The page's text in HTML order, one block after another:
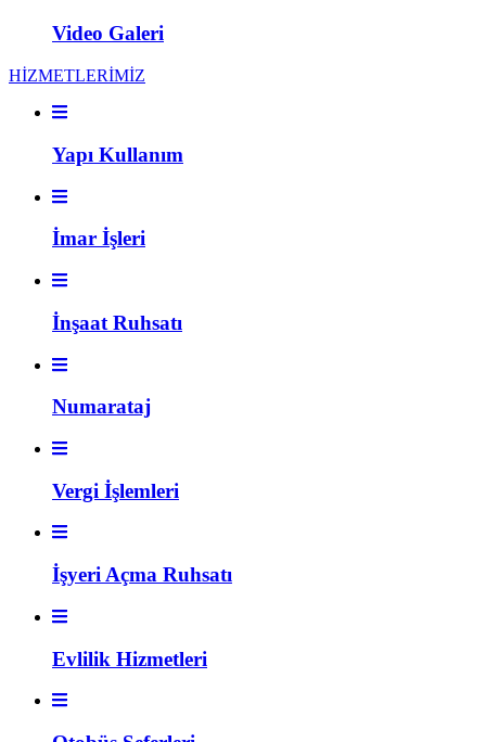
Video Galeri
HİZMETLERİMİZ
Yapı Kullanım
İmar İşleri
İnşaat Ruhsatı
Numarataj
Vergi İşlemleri
İşyeri Açma Ruhsatı
Evlilik Hizmetleri